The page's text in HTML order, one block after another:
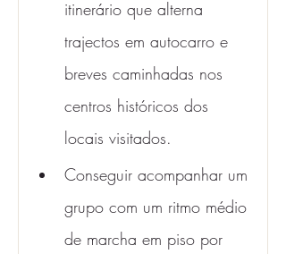
itinerário que alterna
trajectos em autocarro e
breves caminhadas nos
centros históricos dos
locais visitados.
Conseguir acompanhar um
grupo com um ritmo médio
de marcha em piso por